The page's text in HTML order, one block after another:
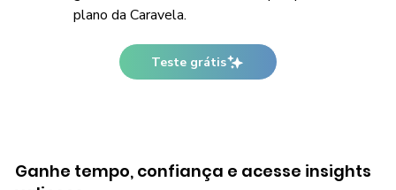
plano da Caravela.
Teste grátis
Ganhe tempo, confiança e acesse insights